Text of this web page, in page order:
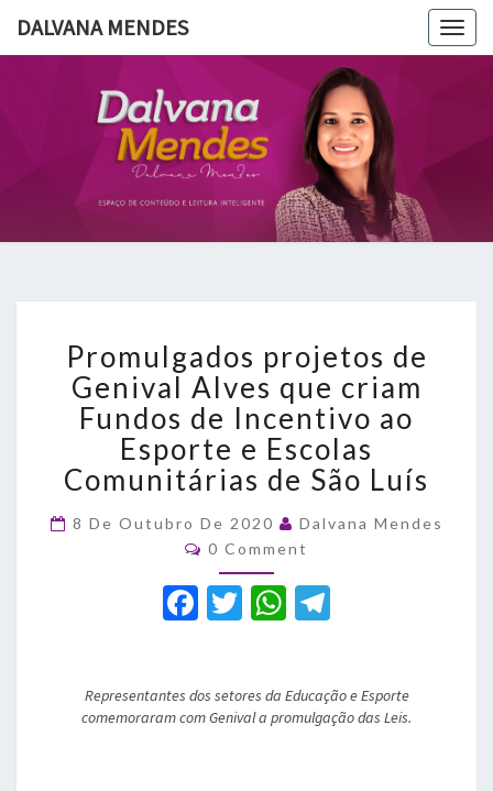
DALVANA MENDES
DALVANA
MENDES
Espaço De
Conteúdo
E Leitura
Inteligente
projetos
de
Genival
Alves
que
criam
de
Incentivo
ao
Esporte
e
de
São
Promulgados projetos de
Genival Alves que criam
Fundos de Incentivo ao
Esporte e Escolas
Comunitárias de São Luís
8 De Outubro De 2020
Dalvana Mendes
Comments
0 Comment
F
e
T
te
W
s gr
Representantes dos setores da Educação e Esporte
comemoraram com Genival a promulgação das Leis.